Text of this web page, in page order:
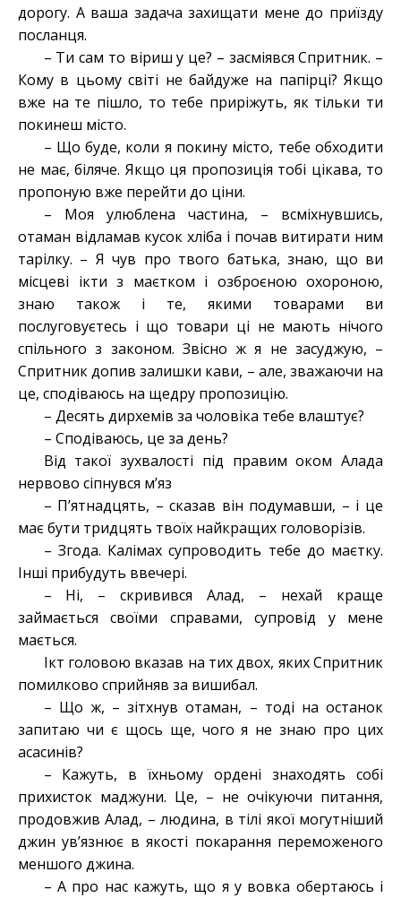
дорогу. А ваша задача захищати мене до приїзду
посланця.
– Ти сам то віриш у це? – засміявся Спритник. –
Кому в цьому світі не байдуже на папірці? Якщо
вже на те пішло, то тебе приріжуть, як тільки ти
покинеш місто.
– Що буде, коли я покину місто, тебе обходити
не має, біляче. Якщо ця пропозиція тобі цікава, то
пропоную вже перейти до ціни.
– Моя улюблена частина, – всміхнувшись,
отаман відламав кусок хліба і почав витирати ним
тарілку. – Я чув про твого батька, знаю, що ви
місцеві ікти з маєтком і озброєною охороною,
знаю також і те, якими товарами ви
послуговуєтесь і що товари ці не мають нічого
спільного з законом. Звісно ж я не засуджую, –
Спритник допив залишки кави, – але, зважаючи на
це, сподіваюсь на щедру пропозицію.
– Десять дирхемів за чоловіка тебе влаштує?
– Сподіваюсь, це за день?
Від такої зухвалості під правим оком Алада
нервово сіпнувся м’яз
– П’ятнадцять, – сказав він подумавши, – і це
має бути тридцять твоїх найкращих головорізів.
– Згода. Калімах супроводить тебе до маєтку.
Інші прибудуть ввечері.
– Ні, – скривився Алад, – нехай краще
займається своїми справами, супровід у мене
мається.
Ікт головою вказав на тих двох, яких Спритник
помилково сприйняв за вишибал.
– Що ж, – зітхнув отаман, – тоді на останок
запитаю чи є щось ще, чого я не знаю про цих
асасинів?
– Кажуть, в їхньому ордені знаходять собі
прихисток маджуни. Це, – не очікуючи питання,
продовжив Алад, – людина, в тілі якої могутніший
джин ув’язнює в якості покарання переможеного
меншого джина.
– А про нас кажуть, що я у вовка обертаюсь і